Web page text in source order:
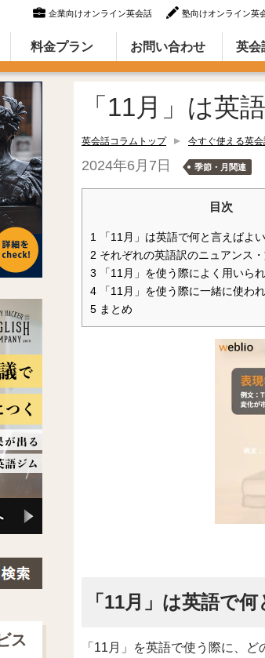
企業向けオンライン英会話 塾向けオンライン英
コラム（英語での言い方・英語表現）
料金プラン お問い合わせ 英会
「11月」は英
英会話コラムトップ 今すぐ使える英
2024年6月7日 季節・月関連
目次
1 「11月」は英語で何と言えばよ
2 それぞれの英語訳のニュアンス
3 「11月」を使う際によく用いら
4 「11月」を使う際に一緒に使わ
5 まとめ
「11月」は英語で
「11月」を英語で使う際に、
ス